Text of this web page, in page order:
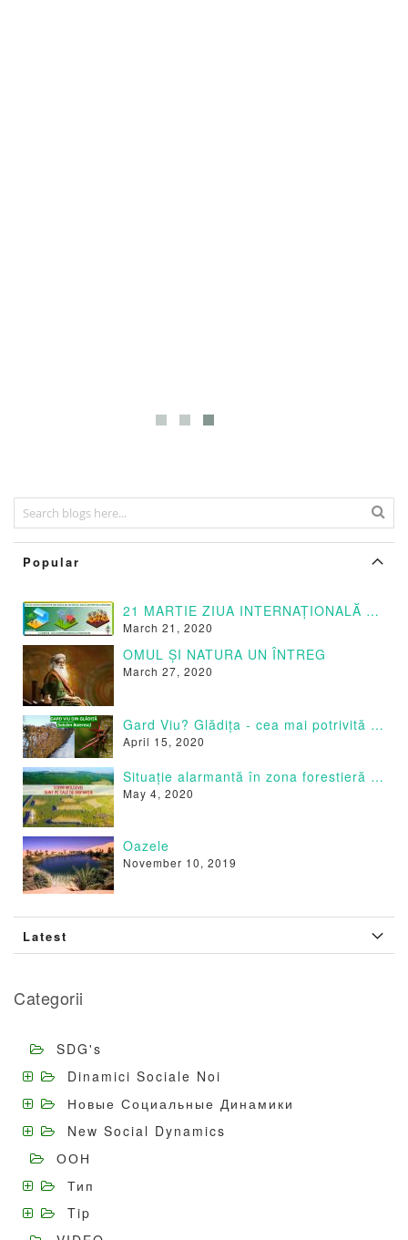
Popular
21 MARTIE ZIUA INTERNAȚIONALĂ A PĂDURILOR
March 21, 2020
OMUL ȘI NATURA UN ÎNTREG
March 27, 2020
Gard Viu? Glădița - cea mai potrivită specie
April 15, 2020
Situație alarmantă în zona forestieră a Moldovei.
May 4, 2020
Oazele
November 10, 2019
Latest
Categorii
SDG's
Dinamici Sociale Noi
Новые Социальные Динамики
New Social Dynamics
ООН
Тип
Tip